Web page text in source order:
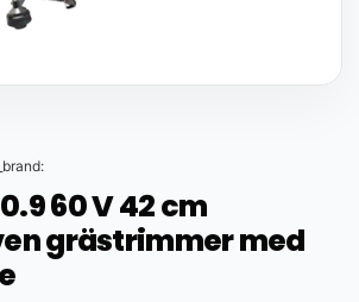
60 V 42 cm
grästrimmer med